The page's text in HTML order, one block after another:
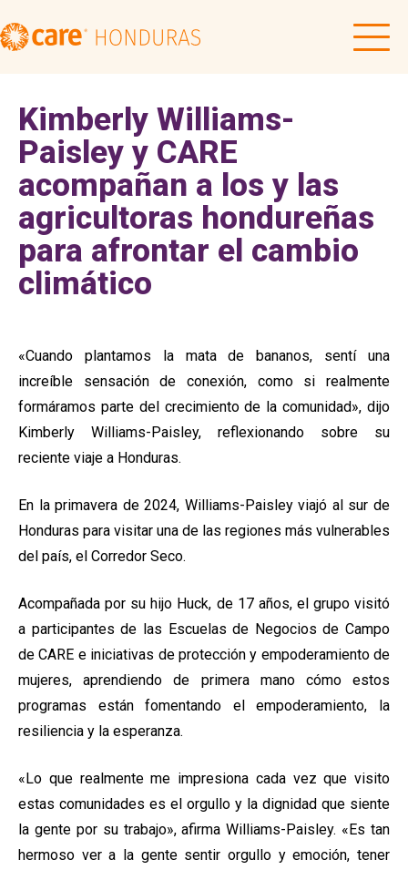
Kimberly Williams-
Paisley y CARE
acompañan a los y las
agricultoras hondureñas
para afrontar el cambio
climático
«Cuando plantamos la mata de bananos, sentí una
increíble sensación de conexión, como si realmente
formáramos parte del crecimiento de la comunidad», dijo
Kimberly Williams-Paisley, reflexionando sobre su
reciente viaje a Honduras.
En la primavera de 2024, Williams-Paisley viajó al sur de
Honduras para visitar una de las regiones más vulnerables
del país, el Corredor Seco.
Acompañada por su hijo Huck, de 17 años, el grupo visitó
a participantes de las Escuelas de Negocios de Campo
de CARE e iniciativas de protección y empoderamiento de
mujeres, aprendiendo de primera mano cómo estos
programas están fomentando el empoderamiento, la
resiliencia y la esperanza.
«Lo que realmente me impresiona cada vez que visito
estas comunidades es el orgullo y la dignidad que siente
la gente por su trabajo», afirma Williams-Paisley. «Es tan
hermoso ver a la gente sentir orgullo y emoción, tener